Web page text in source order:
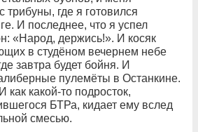
трибуны, где я готовился
И последнее, что я успел
«Народ, держись!». И косяк
в студёном вечернем небе
завтра будет бойня. И
пулемёты в Останкине.
какой-то подросток,
БТРа, кидает ему вслед
смесью.